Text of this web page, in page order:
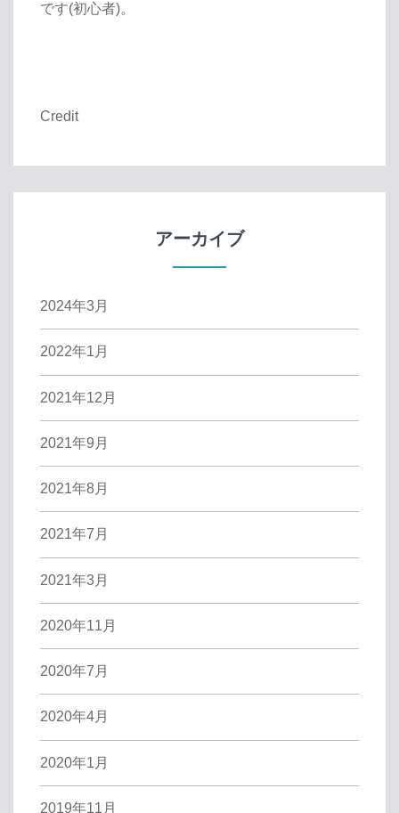
です(初心者)。
Credit
アーカイブ
2024年3月
2022年1月
2021年12月
2021年9月
2021年8月
2021年7月
2021年3月
2020年11月
2020年7月
2020年4月
2020年1月
2019年11月